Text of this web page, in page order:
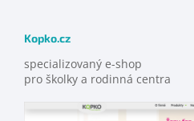
Kopko.cz
specializovaný e-shop
pro školky a rodinná centra